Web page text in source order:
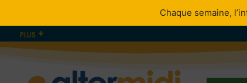
PLUS
Chaque semaine,